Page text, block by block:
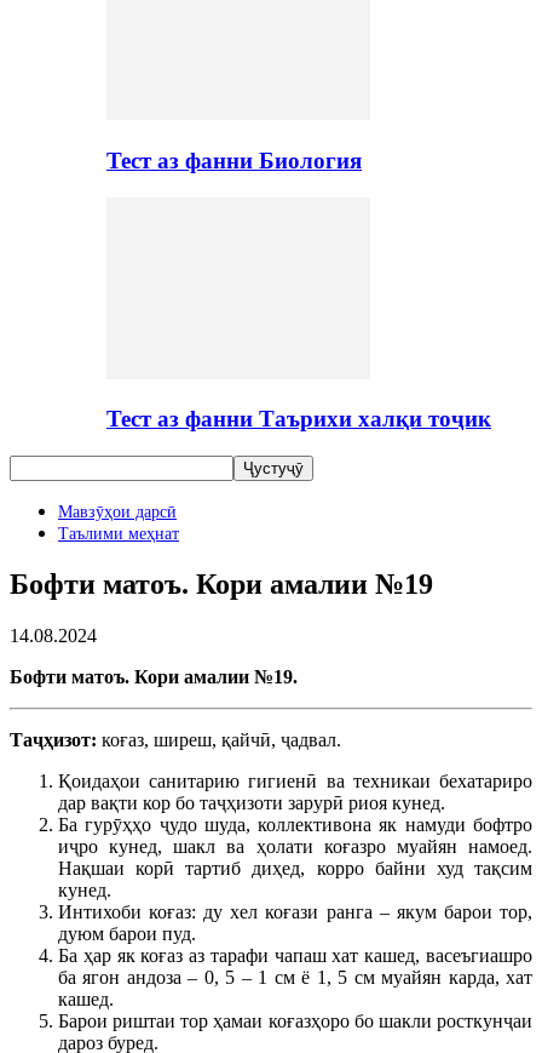
Тест аз фанни Биология
Тест аз фанни Таърихи халқи тоҷик
Мавзӯҳои дарсӣ
Таълими меҳнат
Бофти матоъ. Кори амалии №19
14.08.2024
Бофти матоъ. Кори амалии №19.
Таҷҳизот: коғаз, ширеш, қайчӣ, ҷадвал.
Қоидаҳои санитарию гигиенӣ ва техникаи бехатариро
дар вақти кор бо таҷҳизоти зарурӣ риоя кунед.
Ба гурӯҳҳо ҷудо шуда, коллективона як намуди бофтро
иҷро кунед, шакл ва ҳолати коғазро муайян намоед.
Нақшаи корӣ тартиб диҳед, корро байни худ тақсим
кунед.
Интихоби коғаз: ду хел коғази ранга – якум барои тор,
дуюм барои пуд.
Ба ҳар як коғаз аз тарафи чапаш хат кашед, васеъгиашро
ба ягон андоза – 0, 5 – 1 см ё 1, 5 см муайян карда, хат
кашед.
Барои риштаи тор ҳамаи коғазҳоро бо шакли росткунҷаи
дароз буред.